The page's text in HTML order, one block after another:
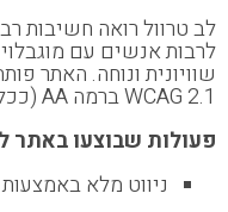
לב טרוול רואה חשיבות
לרבות אנשים עם
שוויונית ונוחה. האתר
WCAG 2.1 ברמה AA (ככל שניתן טכנית).
פעולות שבוצעו באתר
ניווט מלא